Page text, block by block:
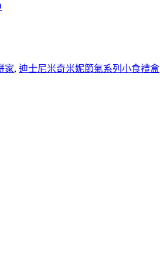
家, 迪士尼米奇米妮節氣系列小食禮盒